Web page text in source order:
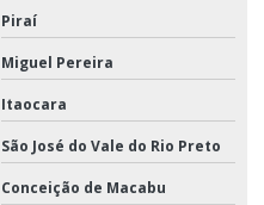
Piraí
Miguel Pereira
Itaocara
São José do Vale do Rio Preto
Conceição de Macabu